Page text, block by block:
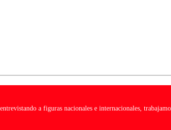
a figuras nacionales e internacionales,